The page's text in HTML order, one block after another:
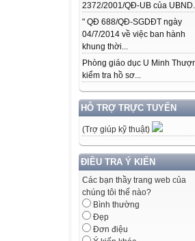
2372/2001/QĐ-UB của
" QĐ 688/QĐ-SGDĐT ngày
04/7/2014 về việc ban hành
khung thời...
Phòng giáo dục U Minh
kiểm tra hồ sơ...
HỖ TRỢ TRỰC TUYẾN
(Trợ giúp kỹ thuật)
ĐIỀU TRA Ý KIẾN
Các bạn thầy trang web của
chúng tôi thế nào?
Bình thường
Đẹp
Đơn điệu